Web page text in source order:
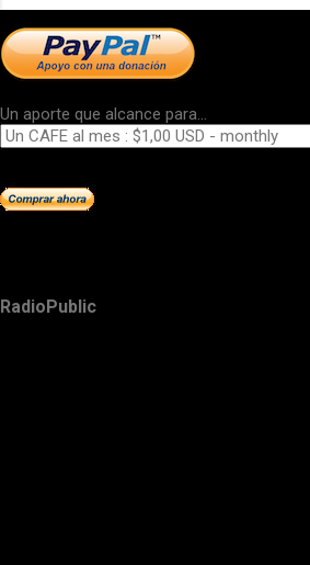
Un aporte que alcance para...
RadioPublic